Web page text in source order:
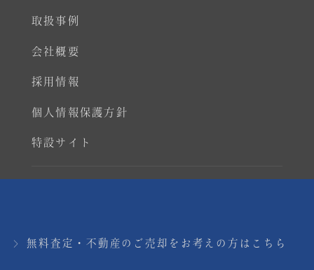
取扱事例
会社概要
採用情報
個人情報保護方針
特設サイト
無料査定・不動産のご売却をお考えの方はこちら